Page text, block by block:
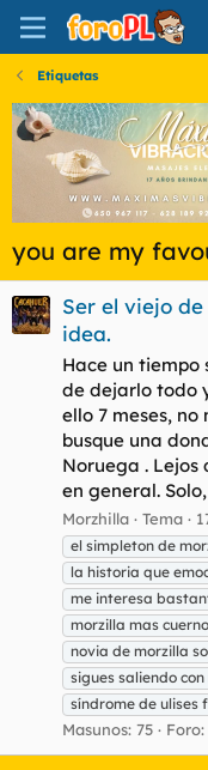
Etiquetas
you are my
Ser el viejo
idea.
Hace un tiempo
de dejarlo todo
ello 7 meses,
busque una
Noruega .
en general.
Morzhilla Tema
el simpleton de
la historia que
me interesa
morzilla mas
novia de morzilla
sigues saliendo
síndrome de ulises
Masunos: 75 Foro: